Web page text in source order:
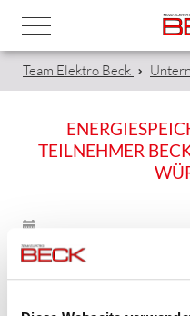
Team Elektro Beck
TEILNEHMER
15.06.2022